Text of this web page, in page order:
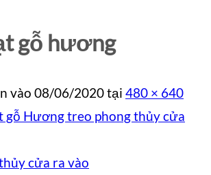
gỗ hương
vào 08/06/2020tại 480 × 640
gỗ Hương treo phong thủy cửa